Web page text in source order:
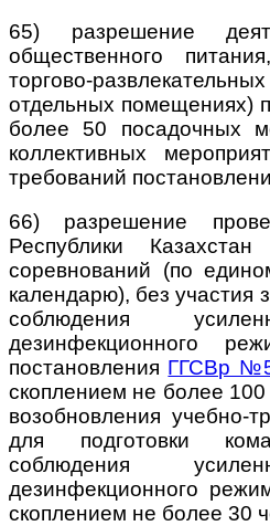
65) разрешение
общественного
торгово-
отдельных помещениях)
более 50 посадочных
коллективных
требований
66) разрешение
Республики
соревнований (по
календарю), без участия
соблюдения
дезинфекционного
постановления ГГСВр
скоплением не более
возобновления учебно-
для подготовки
соблюдения
дезинфекционного
скоплением не более 30